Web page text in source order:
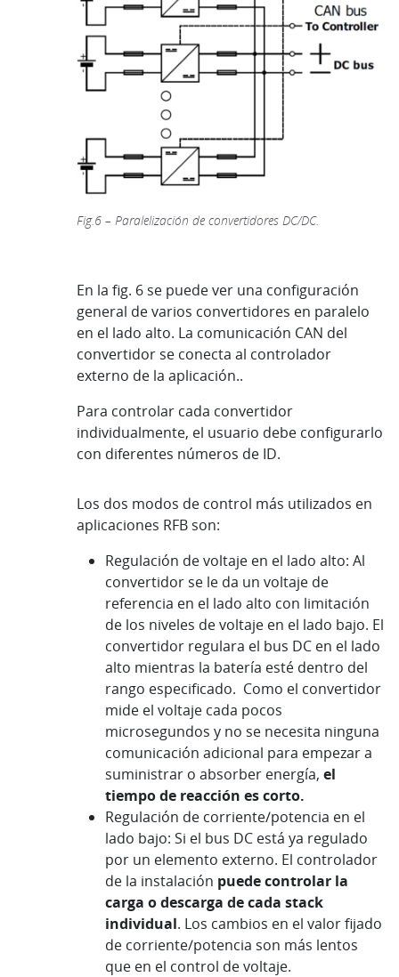
Fig.6 – Paralelización de convertidores DC/DC.
En la fig. 6 se puede ver una configuración
general de varios convertidores en paralelo
en el lado alto. La comunicación CAN del
convertidor se conecta al controlador
externo de la aplicación..
Para controlar cada convertidor
individualmente, el usuario debe configurarlo
con diferentes números de ID.
Los dos modos de control más utilizados en
aplicaciones RFB son:
Regulación de voltaje en el lado alto: Al
convertidor se le da un voltaje de
referencia en el lado alto con limitación
de los niveles de voltaje en el lado bajo. El
convertidor regulara el bus DC en el lado
alto mientras la batería esté dentro del
rango especificado. Como el convertidor
mide el voltaje cada pocos
microsegundos y no se necesita ninguna
comunicación adicional para empezar a
suministrar o absorber energía, el
tiempo de reacción es corto.
Regulación de corriente/potencia en el
lado bajo: Si el bus DC está ya regulado
por un elemento externo. El controlador
de la instalación puede controlar la
carga o descarga de cada stack
individual. Los cambios en el valor fijado
de corriente/potencia son más lentos
que en el control de voltaje.